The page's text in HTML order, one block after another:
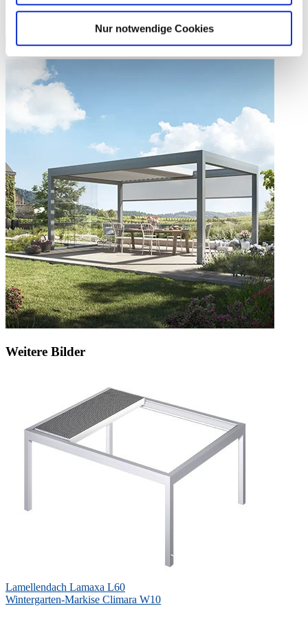
Nur notwendige Cookies
Farben
Weitere Informationen
Weitere Bilder
Beitragsnavigation
Lamellendach Lamaxa L60
Wintergarten-Markise Climara W10